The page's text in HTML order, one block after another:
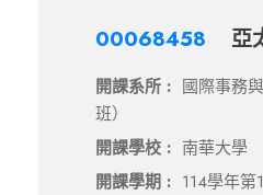
00068458 亞
開課系所 : 國際事務
班）
開課學校 : 南華大學
開課學期 : 114學年第